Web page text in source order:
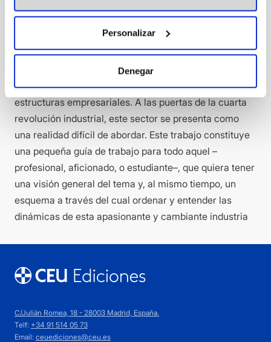
Personalizar
Denegar
compran, se venden o se fusionan medios de
comunicación y agencias de publicidad; todos los días
se nombran y se despiden ejecutivos, creativos,
mentes pensantes que sostienen empresas
tecnológicas, cuyo trabajo se intrinca en complejas
estructuras empresariales. A las puertas de la cuarta
revolución industrial, este sector se presenta como
una realidad difícil de abordar. Este trabajo constituye
una pequeña guía de trabajo para todo aquel –
profesional, aficionado, o estudiante–, que quiera tener
una visión general del tema y, al mismo tiempo, un
esquema a través del cual ordenar y entender las
dinámicas de esta apasionante y cambiante industria
C/Julián Romea, 18 - 28003 Madrid, España.
Telf: +34 91 514 05 73
Email: ceuediciones@ceu.es